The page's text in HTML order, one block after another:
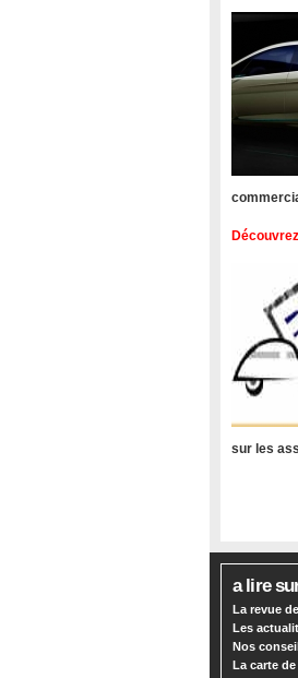
sur les
a lire
La revue
Les
Nos
La carte